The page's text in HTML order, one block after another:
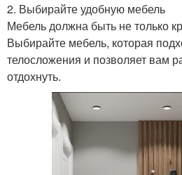
2. Выбирайте удобную мебель
Мебель должна быть не только
Выбирайте мебель, которая
телосложения и позволяет вам
отдохнуть.